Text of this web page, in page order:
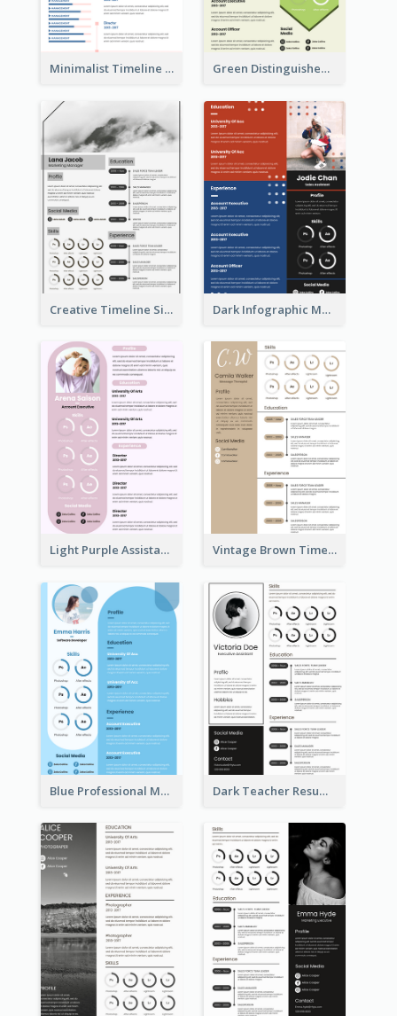
Minimalist Timeline Medical Student Resume Green Distinguished Resume
Creative Timeline Simple Resume Dark Infographic Marketing Assistant Resume
Light Purple Assistant Resume Vintage Brown Timeline Resume
Blue Professional Marketing Resume Dark Teacher Resume